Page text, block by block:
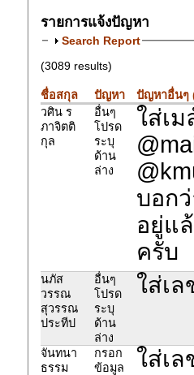
รายการแจ้งปัญหา
Search Report
(3089 results)
ชื่อสกุล ปัญหา
ปัญหาอื่นๆ
วศิน ร
ภาจิตติ
กุล
อื่นๆ
โปรด
ระบุ
ด้าน
ล่าง
ใส่เ
บอก
อยู่แ
ครับ
นภัส
วรรณ
สุวรรณ
ประทีป
อื่นๆ
โปรด
ระบุ
ด้าน
ล่าง
ใส่เ
จันทนา
ธรรม
กรอก
ข้อมูล
ใส่เ